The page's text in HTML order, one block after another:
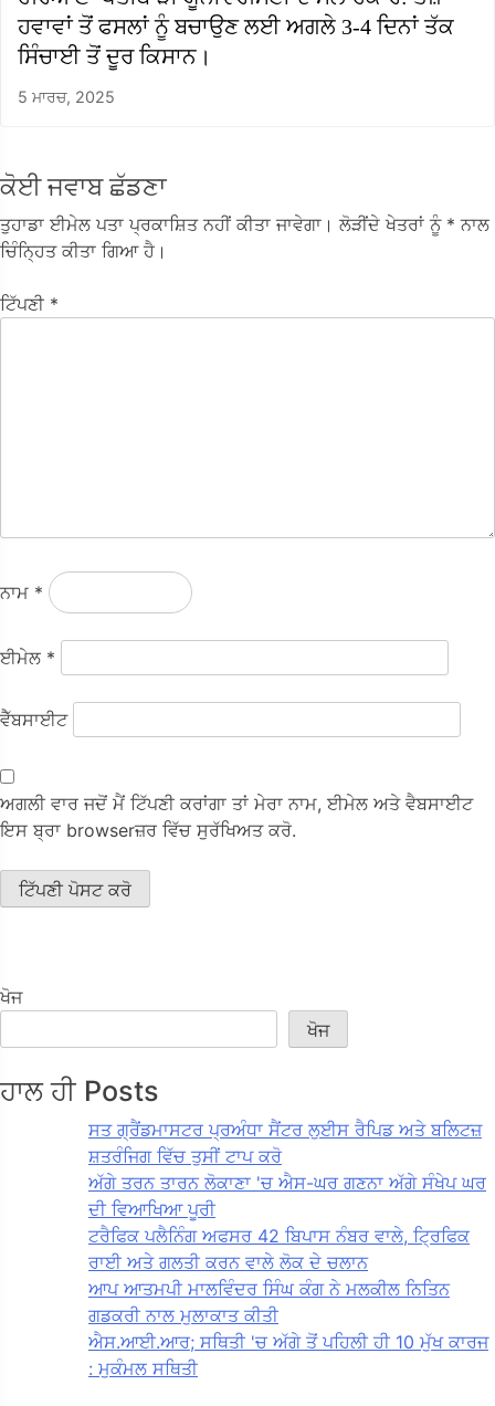
ਹਵਾਵਾਂ ਤੋਂ ਫਸਲਾਂ ਨੂੰ ਬਚਾਉਣ ਲਈ ਅਗਲੇ 3-4 ਦਿਨਾਂ ਤੱਕ
ਸਿੰਚਾਈ ਤੋਂ ਦੂਰ ਕਿਸਾਨ।
5 ਮਾਰਚ, 2025
ਕੋਈ ਜਵਾਬ ਛੱਡਣਾ
ਤੁਹਾਡਾ ਈਮੇਲ ਪਤਾ ਪ੍ਰਕਾਸ਼ਿਤ ਨਹੀਂ ਕੀਤਾ ਜਾਵੇਗਾ। ਲੋੜੀਂਦੇ ਖੇਤਰਾਂ ਨੂੰ * ਨਾਲ
ਚਿੰਨ੍ਹਿਤ ਕੀਤਾ ਗਿਆ ਹੈ।
ਟਿੱਪਣੀ *
ਨਾਮ *
ਈਮੇਲ *
ਵੈੱਬਸਾਈਟ
ਅਗਲੀ ਵਾਰ ਜਦੋਂ ਮੈਂ ਟਿੱਪਣੀ ਕਰਾਂਗਾ ਤਾਂ ਮੇਰਾ ਨਾਮ, ਈਮੇਲ ਅਤੇ ਵੈਬਸਾਈਟ
ਇਸ ਬ੍ਰਾ browserਜ਼ਰ ਵਿੱਚ ਸੁਰੱਖਿਅਤ ਕਰੋ.
ਖੋਜ
ਖੋਜ
ਹਾਲ ਹੀ Posts
ਸਤ ਗ੍ਰੈਂਡਮਾਸਟਰ ਪ੍ਰਅੰਧਾ ਸੈਂਟਰ ਲੁਈਸ ਰੈਪਿਡ ਅਤੇ ਬਲਿਟਜ਼
ਸ਼ਤਰੰਜਿਗ ਵਿੱਚ ਤੁਸੀਂ ਟਾਪ ਕਰੋ
ਅੱਗੇ ਤਰਨ ਤਾਰਨ ਲੋਕਾਣਾ 'ਚ ਐਸ-ਘਰ ਗਣਨਾ ਅੱਗੇ ਸੰਖੇਪ ਘਰ
ਦੀ ਵਿਆਖਿਆ ਪੂਰੀ
ਟਰੈਫਿਕ ਪਲੈਨਿੰਗ ਅਫਸਰ 42 ਬਿਪਾਸ ਨੰਬਰ ਵਾਲੇ, ਟ੍ਰਿਫਿਕ
ਰਾਈ ਅਤੇ ਗਲਤੀ ਕਰਨ ਵਾਲੇ ਲੋਕ ਦੇ ਚਲਾਨ
ਆਪ ਆਤਮਪੀ ਮਾਲਵਿੰਦਰ ਸਿੰਘ ਕੰਗ ਨੇ ਮਲਕੀਲ ਨਿਤਿਨ
ਗਡਕਰੀ ਨਾਲ ਮੁਲਾਕਾਤ ਕੀਤੀ
ਐਸ.ਆਈ.ਆਰ; ਸਥਿਤੀ 'ਚ ਅੱਗੇ ਤੋਂ ਪਹਿਲੀ ਹੀ 10 ਮੁੱਖ ਕਾਰਜ
: ਮੁਕੰਮਲ ਸਥਿਤੀ